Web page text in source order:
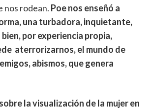
nos rodean. Poe nos enseñó a
una turbadora, inquietante,
por experiencia propia,
aterrorizarnos, el mundo de
abismos, que genera
la visualización de la mujer en